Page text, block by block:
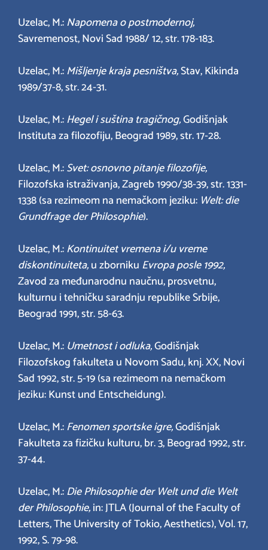
Uzelac, M.:Napomena o postmodernoj,
Savremenost, Novi Sad 1988/ 12, str. 178-183.
Uzelac, M.:Mišljenje kraja pesništva,Stav, Kikinda
1989/37-8, str. 24-31.
Uzelac, M.:Hegel i suština tragičnog,Godišnjak
Instituta za filozofiju, Beograd 1989, str. 17-28.
Uzelac, M.:Svet: osnovno pitanje filozofije,
Filozofska istraživanja, Zagreb 1990/38-39, str. 1331-
1338 (sa rezimeom na nemačkom jeziku: Welt: die
Grundfrage der Philosophie).
Uzelac, M.:Kontinuitet vremena i/u vreme
diskontinuiteta,u zborniku Evropa posle 1992,
Zavod za međunarodnu naučnu, prosvetnu,
kulturnu i tehničku saradnju republike Srbije,
Beograd 1991, str. 58-63.
Uzelac, M.: Umetnost i odluka,Godišnjak
Filozofskog fakulteta u Novom Sadu, knj. XX, Novi
Sad 1992, str. 5-19 (sa rezimeom na nemačkom
jeziku: Kunst und Entscheidung).
Uzelac, M.:Fenomen sportske igre,Godišnjak
Fakulteta za fizičku kulturu, br. 3, Beograd 1992, str.
37-44.
Uzelac, M.:Die Philosophie der Welt und die Welt
der Philosophie,in: JTLA (Journal of the Faculty of
Letters, The University of Tokio, Aesthetics), Vol. 17,
1992, S. 79-98.